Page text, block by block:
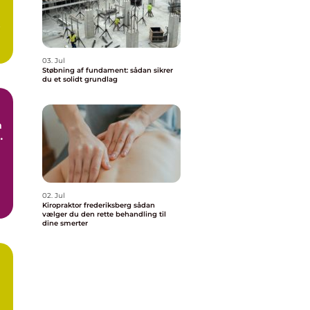
03. Jul
Støbning af fundament: sådan sikrer
du et solidt grundlag
02. Jul
Kiropraktor frederiksberg sådan
vælger du den rette behandling til
dine smerter